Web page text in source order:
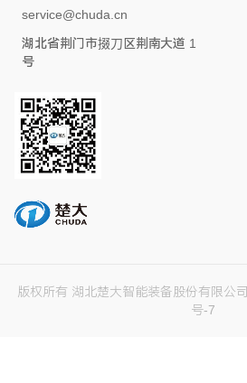
service@chuda.cn
湖北省荆门市掇刀区荆南大道 1
号
版权所有 湖北楚大智能装备股份有限公司
号-7